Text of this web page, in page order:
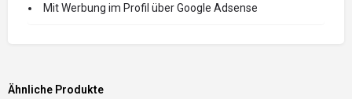
Mit Werbung im Profil über Google Adsense
Ähnliche Produkte